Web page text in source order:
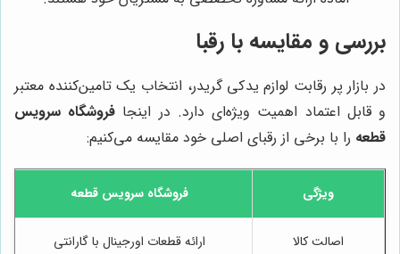
بررسی و مقایسه با رقبا
در بازار پر رقابت لوازم یدکی گریدر، انتخاب یک تامین‌کننده معتبر
و قابل اعتماد اهمیت ویژه‌ای دارد. در اینجا فروشگاه سرویس
قطعه را با برخی از رقبای اصلی خود مقایسه می‌کنیم:
ویژگی فروشگاه سرویس قطعه
اصالت کالا ارائه قطعات اورجینال با گارانتی